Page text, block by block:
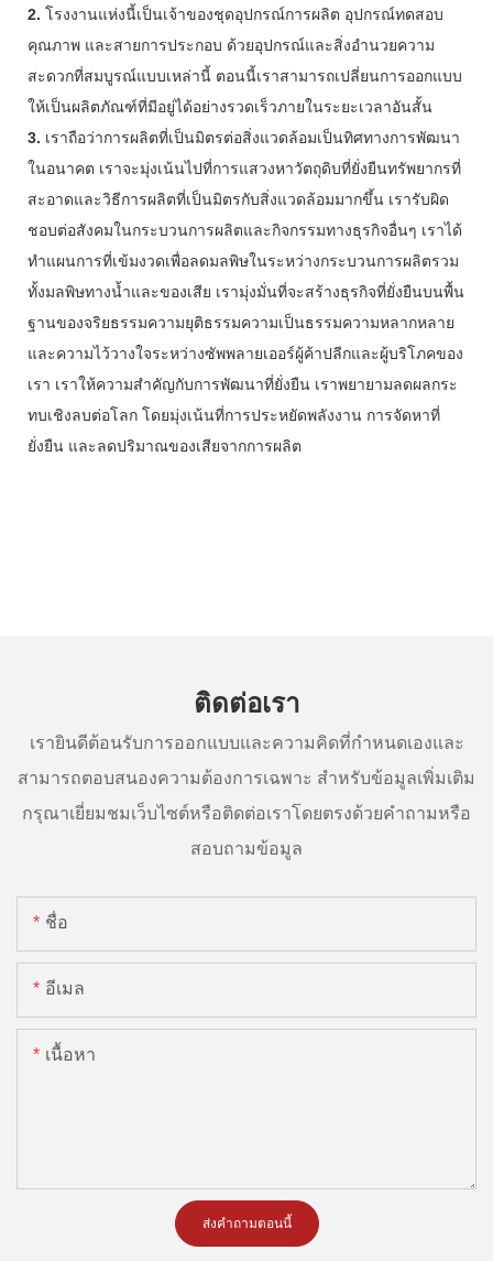
2. โรงงานแห่งนี้เป็นเจ้าของชุดอุปกรณ์การผลิต อุปกรณ์ทดสอบ
คุณภาพ และสายการประกอบ ด้วยอุปกรณ์และสิ่งอำนวยความ
สะดวกที่สมบูรณ์แบบเหล่านี้ ตอนนี้เราสามารถเปลี่ยนการออกแบบ
ให้เป็นผลิตภัณฑ์ที่มีอยู่ได้อย่างรวดเร็วภายในระยะเวลาอันสั้น
3. เราถือว่าการผลิตที่เป็นมิตรต่อสิ่งแวดล้อมเป็นทิศทางการพัฒนา
ในอนาคต เราจะมุ่งเน้นไปที่การแสวงหาวัตถุดิบที่ยั่งยืนทรัพยากรที่
สะอาดและวิธีการผลิตที่เป็นมิตรกับสิ่งแวดล้อมมากขึ้น เรารับผิด
ชอบต่อสังคมในกระบวนการผลิตและกิจกรรมทางธุรกิจอื่นๆ เราได้
ทำแผนการที่เข้มงวดเพื่อลดมลพิษในระหว่างกระบวนการผลิตรวม
ทั้งมลพิษทางน้ำและของเสีย เรามุ่งมั่นที่จะสร้างธุรกิจที่ยั่งยืนบนพื้น
ฐานของจริยธรรมความยุติธรรมความเป็นธรรมความหลากหลาย
และความไว้วางใจระหว่างซัพพลายเออร์ผู้ค้าปลีกและผู้บริโภคของ
เรา เราให้ความสำคัญกับการพัฒนาที่ยั่งยืน เราพยายามลดผลกระ
ทบเชิงลบต่อโลก โดยมุ่งเน้นที่การประหยัดพลังงาน การจัดหาที่
ยั่งยืน และลดปริมาณของเสียจากการผลิต
ติดต่อเรา
เรายินดีต้อนรับการออกแบบและความคิดที่กำหนดเองและ
สามารถตอบสนองความต้องการเฉพาะ สำหรับข้อมูลเพิ่มเติม
กรุณาเยี่ยมชมเว็บไซต์หรือติดต่อเราโดยตรงด้วยคำถามหรือ
สอบถามข้อมูล
ชื่อ
อีเมล
เนื้อหา
ส่งคำถามตอนนี้